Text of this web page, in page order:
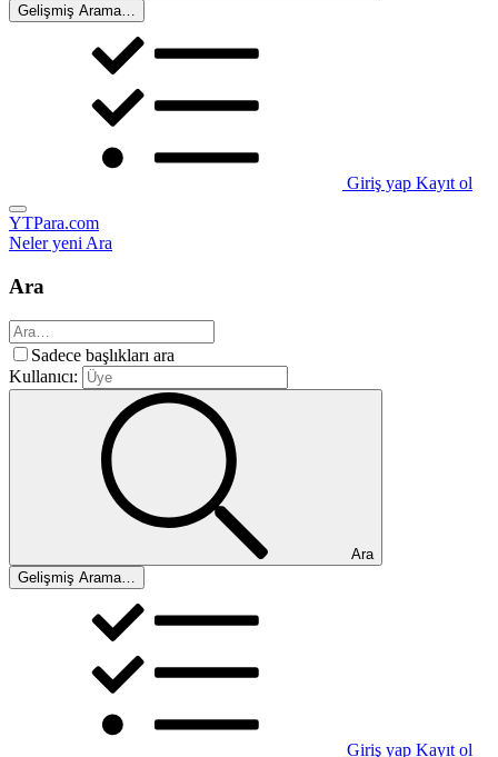
Gelişmiş Arama…
Giriş yap Kayıt ol
YTPara.com
Neler yeniAra
Ara
Sadece başlıkları ara
Kullanıcı:
Ara
Gelişmiş Arama…
Giriş yap Kayıt ol